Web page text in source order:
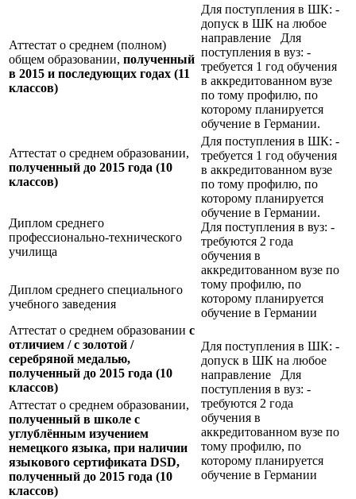
Аттестат о среднем (полном)
общем образовании, полученный
в 2015 и последующих годах (11
классов)
Для поступления в ШК: -
допуск в ШК на любое
направление Для
поступления в вуз: -
требуется 1 год обучения
в аккредитованном вузе
по тому профилю, по
которому планируется
обучение в Германии.
Аттестат о среднем образовании,
полученный до 2015 года (10
классов)
Для поступления в ШК: -
требуется 1 год обучения
в аккредитованном вузе
по тому профилю, по
которому планируется
обучение в Германии.
Для поступления в вуз: -
требуются 2 года
обучения в
аккредитованном вузе по
тому профилю, по
которому планируется
обучение в Германии
Диплом среднего
профессионально-технического
училища
Диплом среднего специального
учебного заведения
Аттестат о среднем образовании с
отличием / с золотой /
серебряной медалью,
полученный до 2015 года (10
классов)
Для поступления в ШК: -
допуск в ШК на любое
направление Для
поступления в вуз: -
требуются 2 года
обучения в
аккредитованном вузе по
тому профилю, по
которому планируется
обучение в Германии
Аттестат о среднем образовании,
полученный в школе с
углублённым изучением
немецкого языка, при наличии
языкового сертификата DSD,
полученный до 2015 года (10
классов)